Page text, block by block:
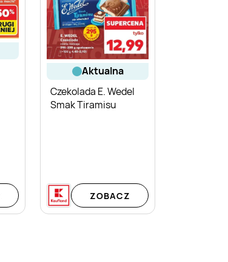
aktualna
Czekolada E. Wedel
Smak Tiramisu
ZOBACZ